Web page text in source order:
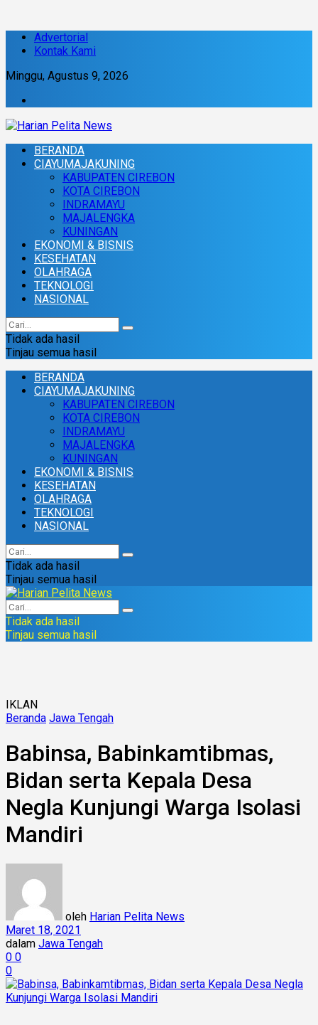
Advertorial
Kontak Kami
Minggu, Agustus 9, 2026
BERANDA
CIAYUMAJAKUNING
KABUPATEN CIREBON
KOTA CIREBON
INDRAMAYU
MAJALENGKA
KUNINGAN
EKONOMI & BISNIS
KESEHATAN
OLAHRAGA
TEKNOLOGI
NASIONAL
Tidak ada hasil
Tinjau semua hasil
BERANDA
CIAYUMAJAKUNING
KABUPATEN CIREBON
KOTA CIREBON
INDRAMAYU
MAJALENGKA
KUNINGAN
EKONOMI & BISNIS
KESEHATAN
OLAHRAGA
TEKNOLOGI
NASIONAL
Tidak ada hasil
Tinjau semua hasil
Tidak ada hasil
Tinjau semua hasil
IKLAN
Beranda Jawa Tengah
Babinsa, Babinkamtibmas,
Bidan serta Kepala Desa
Negla Kunjungi Warga Isolasi
Mandiri
oleh Harian Pelita News
Maret 18, 2021
dalam Jawa Tengah
0 0
0